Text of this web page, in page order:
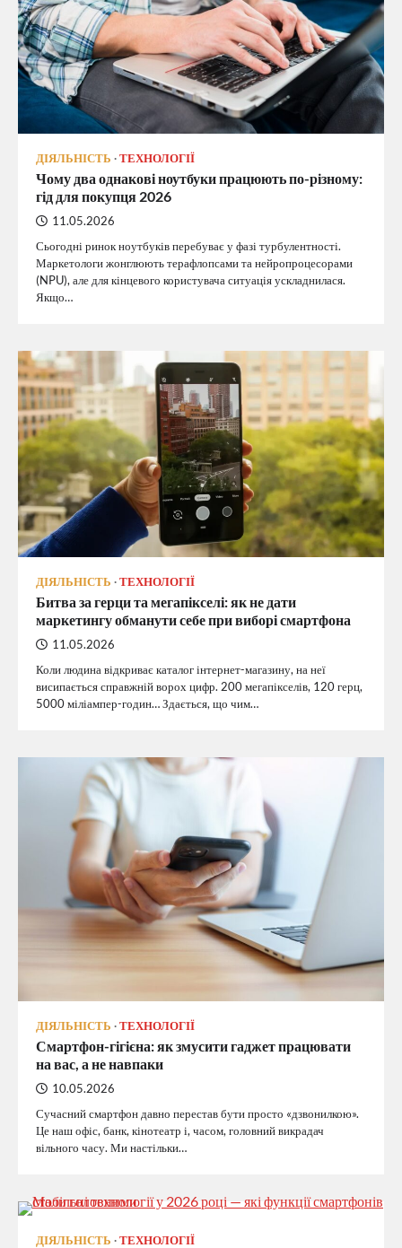
ДІЯЛЬНІСТЬ ТЕХНОЛОГІЇ
Чому два однакові ноутбуки працюють по-різному:
гід для покупця 2026
11.05.2026
Сьогодні ринок ноутбуків перебуває у фазі турбулентності.
Маркетологи жонглюють терафлопсами та нейропроцесорами
(NPU), але для кінцевого користувача ситуація ускладнилася.
Якщо…
ДІЯЛЬНІСТЬ ТЕХНОЛОГІЇ
Битва за герци та мегапікселі: як не дати
маркетингу обманути себе при виборі смартфона
11.05.2026
Коли людина відкриває каталог інтернет-магазину, на неї
висипається справжній ворох цифр. 200 мегапікселів, 120 герц,
5000 міліампер-годин… Здається, що чим…
ДІЯЛЬНІСТЬ ТЕХНОЛОГІЇ
Смартфон-гігієна: як змусити гаджет працювати
на вас, а не навпаки
10.05.2026
Сучасний смартфон давно перестав бути просто «дзвонилкою».
Це наш офіс, банк, кінотеатр і, часом, головний викрадач
вільного часу. Ми настільки…
ДІЯЛЬНІСТЬ ТЕХНОЛОГІЇ